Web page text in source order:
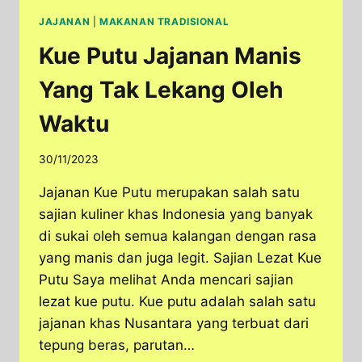
JAJANAN MAKANAN TRADISIONAL
Kue Putu Jajanan Manis
Yang Tak Lekang Oleh
Waktu
30/11/2023
Jajanan Kue Putu merupakan salah satu
sajian kuliner khas Indonesia yang banyak
di sukai oleh semua kalangan dengan rasa
yang manis dan juga legit. Sajian Lezat Kue
Putu Saya melihat Anda mencari sajian
lezat kue putu. Kue putu adalah salah satu
jajanan khas Nusantara yang terbuat dari
tepung beras, parutan…